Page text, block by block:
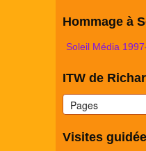
Hommage à
Soleil Média
ITW de
Visites